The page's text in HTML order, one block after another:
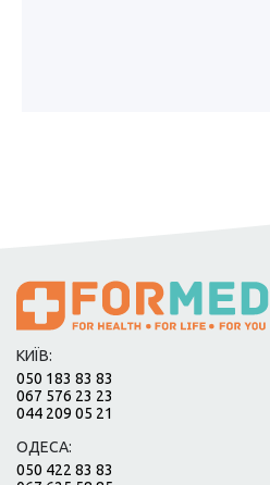
КИЇВ:
050 183 83 83
067 576 23 23
044 209 05 21
ОДЕСА:
050 422 83 83